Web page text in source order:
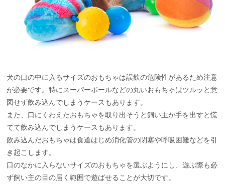
犬の口の中に入るサイズのおもちゃは誤飲の危険性があるため注意
が必要です。特にスーパーボールなどの丸いおもちゃはツルッと意
図せず飲み込んでしまうケースもあります。
また、口にくわえたおもちゃを取り出そうと飼い主が手を出すと慌
てて飲み込んでしまうケースもあります。
飲み込んだおもちゃは食道はじめ消化管の閉塞や呼吸困難などを引
き起こします。
口のなかに入らないサイズのおもちゃを選ぶようにし、遊ぶ際も必
ず飼い主の目の届く範囲で遊ばせることが大切です。